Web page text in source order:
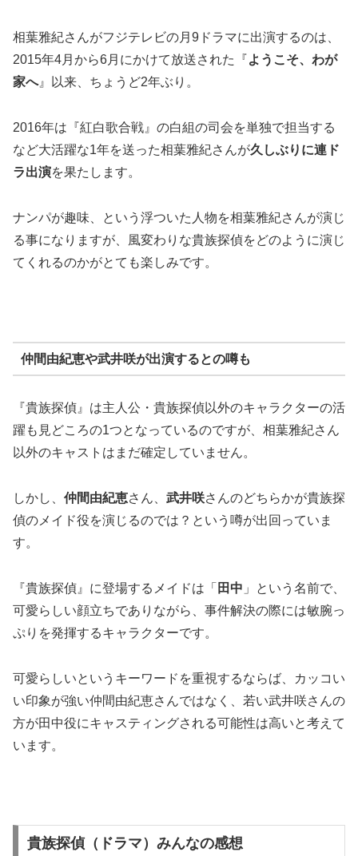
相葉雅紀さんがフジテレビの月9ドラマに出演するのは、
2015年4月から6月にかけて放送された『ようこそ、わが
家へ』以来、ちょうど2年ぶり。
2016年は『紅白歌合戦』の白組の司会を単独で担当する
など大活躍な1年を送った相葉雅紀さんが久しぶりに連ド
ラ出演を果たします。
ナンパが趣味、という浮ついた人物を相葉雅紀さんが演じ
る事になりますが、風変わりな貴族探偵をどのように演じ
てくれるのかがとても楽しみです。
仲間由紀恵や武井咲が出演するとの噂も
『貴族探偵』は主人公・貴族探偵以外のキャラクターの活
躍も見どころの1つとなっているのですが、相葉雅紀さん
以外のキャストはまだ確定していません。
しかし、 仲間由紀恵さん、 武井咲さんのどちらかが貴族探
偵のメイド役を演じるのでは？という噂が出回っていま
す。
『貴族探偵』に登場するメイドは「 田中 」という名前で、
可愛らしい顔立ちでありながら、事件解決の際には敏腕っ
ぷりを発揮するキャラクターです。
可愛らしいというキーワードを重視するならば、カッコい
い印象が強い仲間由紀恵さんではなく、若い武井咲さんの
方が田中役にキャスティングされる可能性は高いと考えて
います。
貴族探偵（ドラマ）みんなの感想